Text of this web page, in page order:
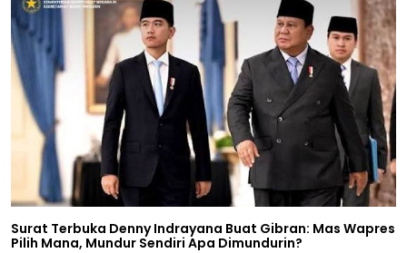
Surat Terbuka Denny Indrayana Buat Gibran: Mas Wapres
Pilih Mana, Mundur Sendiri Apa Dimundurin?